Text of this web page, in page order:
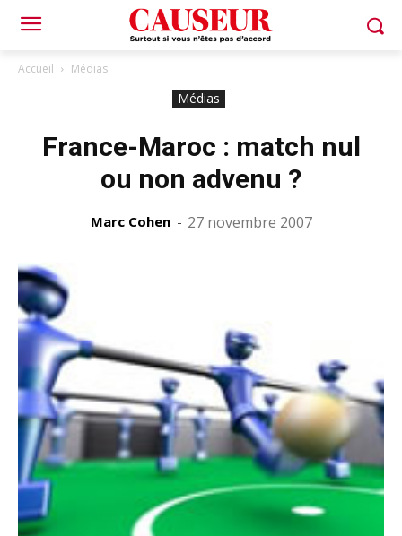
Accueil Médias
Médias
France-Maroc : match nul
ou non advenu ?
Marc Cohen - 27 novembre 2007